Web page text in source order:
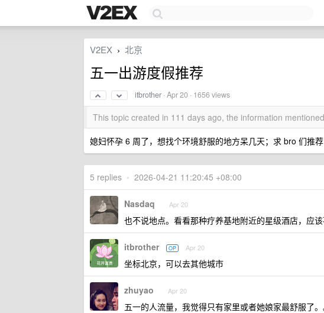
V2EX › 北京
五一出游度假推荐
itbrother ·Apr 20 · 1656 views
This topic created in 111 days ago, the information
媳妇怀孕 6 周了，想找个环境舒服的地方呆几天；求 bro 们推荐
5 replies • 2026-04-21 11:20:45 +08:00
Nasdaq Apr 20
也不说地点。看看那种疗养基地附近的星级酒店，应
itbrother OP Apr 20
坐标北京，可以去其他城市
zhuyao Apr 20
五一的人流量，我觉得只有家里或者她娘家最舒服了。